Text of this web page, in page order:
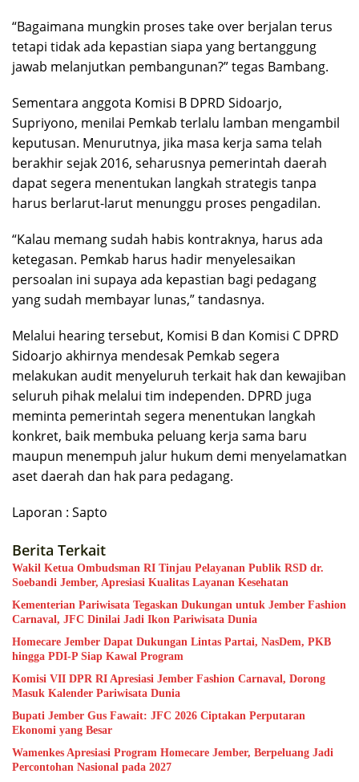
“Bagaimana mungkin proses take over berjalan terus
tetapi tidak ada kepastian siapa yang bertanggung
jawab melanjutkan pembangunan?” tegas Bambang.
Sementara anggota Komisi B DPRD Sidoarjo,
Supriyono, menilai Pemkab terlalu lamban mengambil
keputusan. Menurutnya, jika masa kerja sama telah
berakhir sejak 2016, seharusnya pemerintah daerah
dapat segera menentukan langkah strategis tanpa
harus berlarut-larut menunggu proses pengadilan.
“Kalau memang sudah habis kontraknya, harus ada
ketegasan. Pemkab harus hadir menyelesaikan
persoalan ini supaya ada kepastian bagi pedagang
yang sudah membayar lunas,” tandasnya.
Melalui hearing tersebut, Komisi B dan Komisi C DPRD
Sidoarjo akhirnya mendesak Pemkab segera
melakukan audit menyeluruh terkait hak dan kewajiban
seluruh pihak melalui tim independen. DPRD juga
meminta pemerintah segera menentukan langkah
konkret, baik membuka peluang kerja sama baru
maupun menempuh jalur hukum demi menyelamatkan
aset daerah dan hak para pedagang.
Laporan : Sapto
Berita Terkait
Wakil Ketua Ombudsman RI Tinjau Pelayanan Publik RSD dr.
Soebandi Jember, Apresiasi Kualitas Layanan Kesehatan
Kementerian Pariwisata Tegaskan Dukungan untuk Jember Fashion
Carnaval, JFC Dinilai Jadi Ikon Pariwisata Dunia
Homecare Jember Dapat Dukungan Lintas Partai, NasDem, PKB
hingga PDI-P Siap Kawal Program
Komisi VII DPR RI Apresiasi Jember Fashion Carnaval, Dorong
Masuk Kalender Pariwisata Dunia
Bupati Jember Gus Fawait: JFC 2026 Ciptakan Perputaran
Ekonomi yang Besar
Wamenkes Apresiasi Program Homecare Jember, Berpeluang Jadi
Percontohan Nasional pada 2027